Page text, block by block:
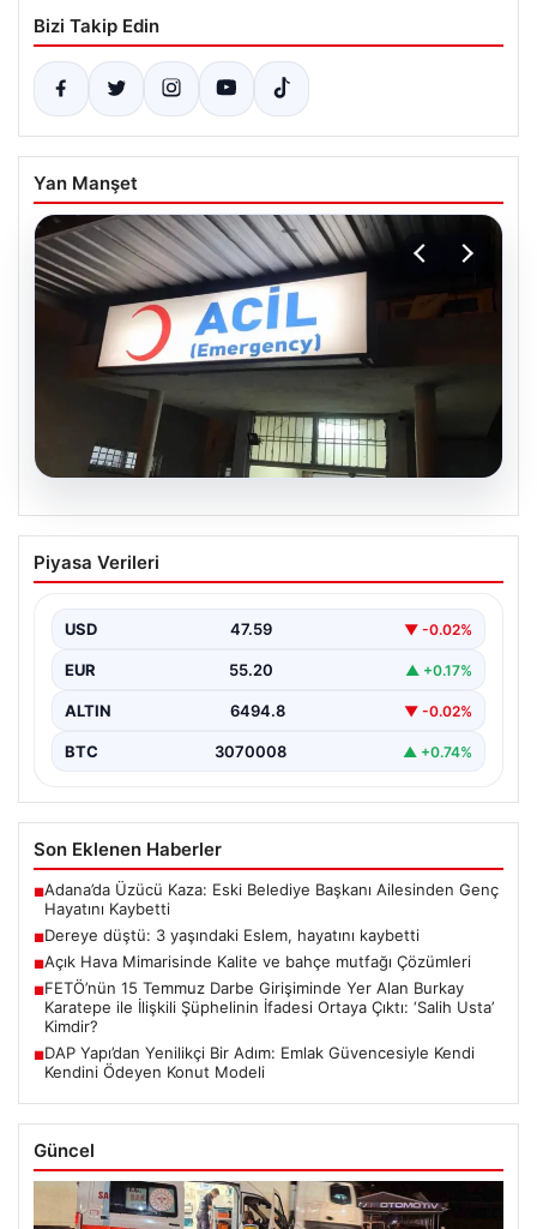
Bizi Takip Edin
Yan Manşet
05.08.2026
Dereye düştü: 3 yaşındaki Eslem,
hayatını kaybetti
Piyasa Verileri
USD 47.59 ▼ -0.02%
EUR 55.20 ▲ +0.17%
ALTIN 6494.8 ▼ -0.02%
BTC 3070008 ▲ +0.74%
Son Eklenen Haberler
■Adana’da Üzücü Kaza: Eski Belediye Başkanı Ailesinden Genç
Hayatını Kaybetti
■Dereye düştü: 3 yaşındaki Eslem, hayatını kaybetti
■Açık Hava Mimarisinde Kalite ve bahçe mutfağı Çözümleri
■FETÖ’nün 15 Temmuz Darbe Girişiminde Yer Alan Burkay
Karatepe ile İlişkili Şüphelinin İfadesi Ortaya Çıktı: ‘Salih Usta’
Kimdir?
■DAP Yapı’dan Yenilikçi Bir Adım: Emlak Güvencesiyle Kendi
Kendini Ödeyen Konut Modeli
Güncel